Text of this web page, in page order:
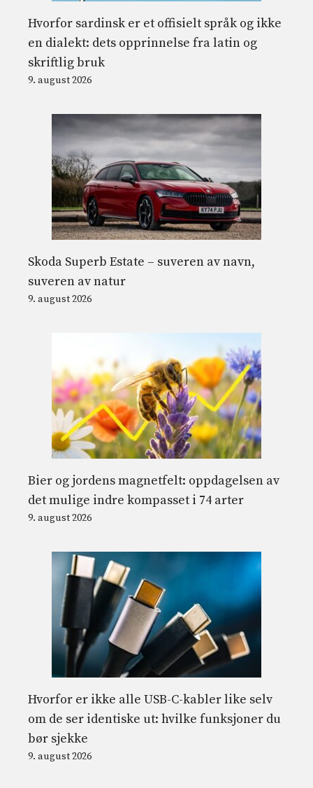
Hvorfor sardinsk er et offisielt språk og ikke
en dialekt: dets opprinnelse fra latin og
skriftlig bruk
9. august 2026
Skoda Superb Estate – suveren av navn,
suveren av natur
9. august 2026
Bier og jordens magnetfelt: oppdagelsen av
det mulige indre kompasset i 74 arter
9. august 2026
Hvorfor er ikke alle USB-C-kabler like selv
om de ser identiske ut: hvilke funksjoner du
bør sjekke
9. august 2026